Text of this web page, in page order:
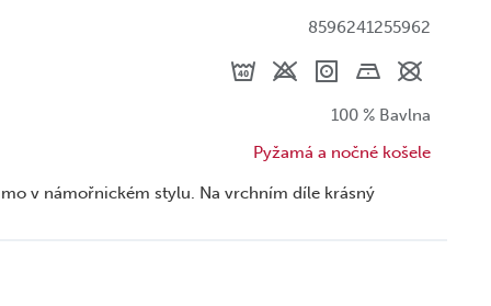
8596241255962
100 % Bavlna
Pyžamá a nočné košele
v námořnickém stylu. Na vrchním díle krásný